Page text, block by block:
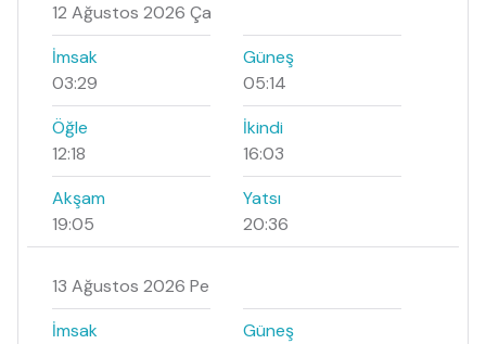
12 Ağustos 2026 Ça
İmsak
03:29
Güneş
05:14
Öğle
12:18
İkindi
16:03
Akşam
19:05
Yatsı
20:36
13 Ağustos 2026 Pe
İmsak
Güneş